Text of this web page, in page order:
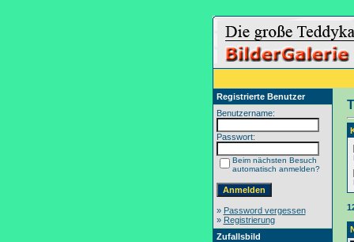
Registrierte Benutzer
Benutzername:
Passwort:
Beim nächsten Besuch
automatisch anmelden?
» Password vergessen
» Registrierung
Zufallsbild